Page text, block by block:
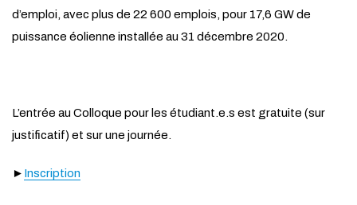
d’emploi,avec plus de 22 600 emplois, pour 17,6 GW de
puissance éolienne installée au 31 décembre 2020.
L’entrée au Colloque pour les étudiant.e.s est gratuite (sur
justificatif) et sur une journée.
► Inscription